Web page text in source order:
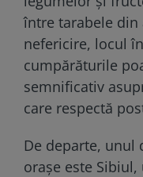
între tarabele din
nefericire, locul
cumpărăturile
semnificativ
care respectă
De departe, unul
orașe este